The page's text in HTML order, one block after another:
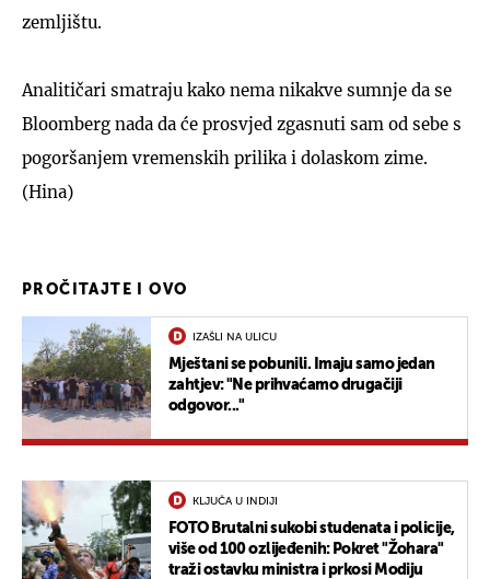
zemljištu.
Analitičari smatraju kako nema nikakve sumnje da se
Bloomberg nada da će prosvjed zgasnuti sam od sebe s
pogoršanjem vremenskih prilika i dolaskom zime.
(Hina)
PROČITAJTE I OVO
IZAŠLI NA ULICU
Mještani se pobunili. Imaju samo jedan
zahtjev: "Ne prihvaćamo drugačiji
odgovor..."
KLJUČA U INDIJI
FOTO Brutalni sukobi studenata i policije,
više od 100 ozlijeđenih: Pokret "Žohara"
traži ostavku ministra i prkosi Modiju